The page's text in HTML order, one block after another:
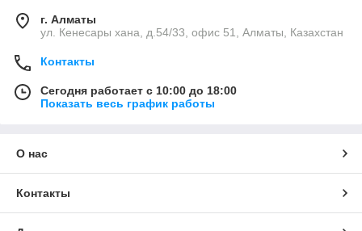
г. Алматы
ул. Кенесары хана, д.54/33, офис 51, Алматы, Казахстан
Контакты
Сегодня работает с 10:00 до 18:00
Показать весь график работы
О нас
Контакты